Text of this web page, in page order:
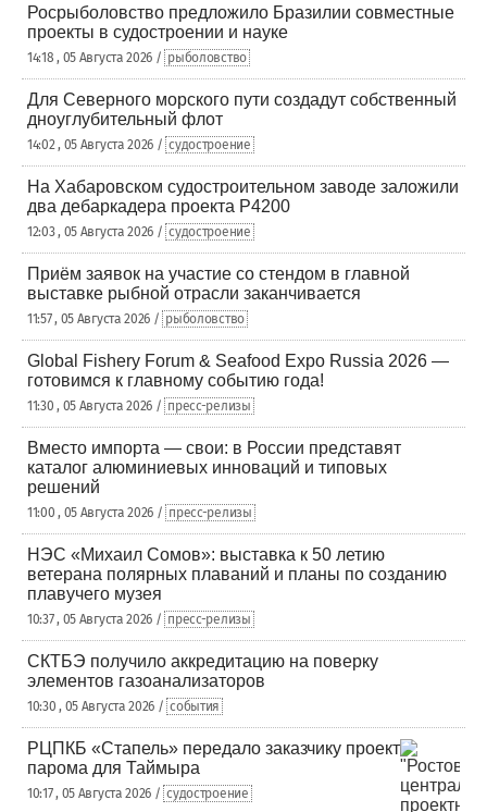
Росрыболовство предложило Бразилии совместные
проекты в судостроении и науке
14:18 , 05 Августа 2026 / рыболовство
Для Северного морского пути создадут собственный
дноуглубительный флот
14:02 , 05 Августа 2026 / судостроение
На Хабаровском судостроительном заводе заложили
два дебаркадера проекта Р4200
12:03 , 05 Августа 2026 / судостроение
Приём заявок на участие со стендом в главной
выставке рыбной отрасли заканчивается
11:57 , 05 Августа 2026 / рыболовство
Global Fishery Forum & Seafood Expo Russia 2026 —
готовимся к главному событию года!
11:30 , 05 Августа 2026 / пресс-релизы
Вместо импорта — свои: в России представят
каталог алюминиевых инноваций и типовых
решений
11:00 , 05 Августа 2026 / пресс-релизы
НЭС «Михаил Сомов»: выставка к 50 летию
ветерана полярных плаваний и планы по созданию
плавучего музея
10:37 , 05 Августа 2026 / пресс-релизы
СКТБЭ получило аккредитацию на поверку
элементов газоанализаторов
10:30 , 05 Августа 2026 / события
РЦПКБ «Стапель» передало заказчику проект
парома для Таймыра
10:17 , 05 Августа 2026 / судостроение